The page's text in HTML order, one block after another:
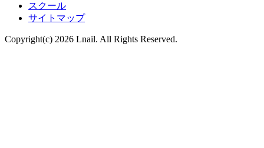
スクール
サイトマップ
Copyright(c) 2026 Lnail. All Rights Reserved.